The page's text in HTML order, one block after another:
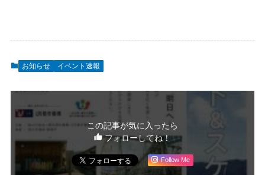
お知らせ イベント速報
この記事が気に入ったら
フォローしてね！
Follow Me